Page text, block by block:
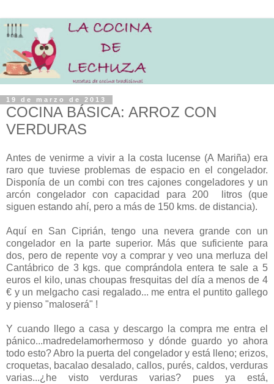
19 de marzo de 2013
COCINA BÁSICA: ARROZ CON
VERDURAS
Antes de venirme a vivir a la costa lucense (A Mariña) era
raro que tuviese problemas de espacio en el congelador.
Disponía de un combi con tres cajones congeladores y un
arcón congelador con capacidad para 200 litros (que
siguen estando ahí, pero a más de 150 kms. de distancia).
Aquí en San Ciprián, tengo una nevera grande con un
congelador en la parte superior. Más que suficiente para
dos, pero de repente voy a comprar y veo una merluza del
Cantábrico de 3 kgs. que comprándola entera te sale a 5
euros el kilo, unas choupas fresquitas del día a menos de 4
€ y un melgacho casi regalado... me entra el puntito gallego
y pienso "maloserá" !
Y cuando llego a casa y descargo la compra me entra el
pánico...madredelamorhermoso y dónde guardo yo ahora
todo esto? Abro la puerta del congelador y está lleno; erizos,
croquetas, bacalao desalado, callos, purés, caldos, verduras
varias...¿he visto verduras varias? pues ya está,